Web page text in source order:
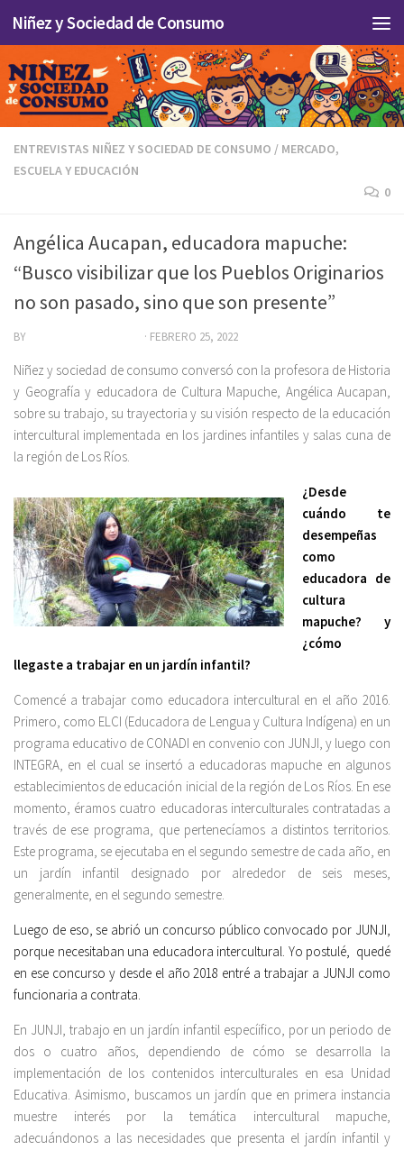
Skip to content
Niñez y Sociedad de Consumo
ENTREVISTAS NIÑEZ Y SOCIEDAD DE CONSUMO / MERCADO,
ESCUELA Y EDUCACIÓN
0
Angélica Aucapan, educadora mapuche:
“Busco visibilizar que los Pueblos Originarios
no son pasado, sino que son presente”
BY · FEBRERO 25, 2022
Niñez y sociedad de consumo conversó con la profesora de Historia
y Geografía y educadora de Cultura Mapuche, Angélica Aucapan,
sobre su trabajo, su trayectoria y su visión respecto de la educación
intercultural implementada en los jardines infantiles y salas cuna de
la región de Los Ríos.
¿Desde
cuándo te
desempeñas
como
educadora de
cultura
mapuche? y
¿cómo
llegaste a trabajar en un jardín infantil?
Comencé a trabajar como educadora intercultural en el año 2016.
Primero, como ELCI (Educadora de Lengua y Cultura Indígena) en un
programa educativo de CONADI en convenio con JUNJI, y luego con
INTEGRA, en el cual se insertó a educadoras mapuche en algunos
establecimientos de educación inicial de la región de Los Ríos. En ese
momento, éramos cuatro educadoras interculturales contratadas a
través de ese programa, que pertenecíamos a distintos territorios.
Este programa, se ejecutaba en el segundo semestre de cada año, en
un jardín infantil designado por alrededor de seis meses,
generalmente, en el segundo semestre.
Luego de eso, se abrió un concurso público convocado por JUNJI,
porque necesitaban una educadora intercultural. Yo postulé, quedé
en ese concurso y desde el año 2018 entré a trabajar a JUNJI como
funcionaria a contrata.
En JUNJI, trabajo en un jardín infantil especíifico, por un periodo de
dos o cuatro años, dependiendo de cómo se desarrolla la
implementación de los contenidos interculturales en esa Unidad
Educativa. Asimismo, buscamos un jardín que en primera instancia
muestre interés por la temática intercultural mapuche,
adecuándonos a las necesidades que presenta el jardín infantil y